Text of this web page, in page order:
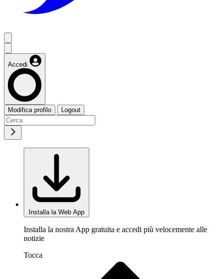
Accedi
Modifica profilo Logout
Installa la Web App
Installa la nostra App gratuita e accedi più velocemente alle
notizie
Tocca